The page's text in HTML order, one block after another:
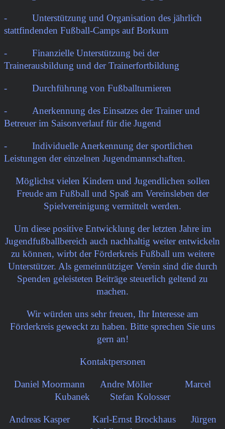
-
Unterstützung und Organisation des jährlich
stattfindenden Fußball-Camps auf Borkum
-
Finanzielle Unterstützung bei der
Trainerausbildung und der Trainerfortbildung
- Durchführung von Fußballturnieren
-
Anerkennung des Einsatzes der Trainer und
Betreuer im Saisonverlauf für die Jugend
-
Individuelle Anerkennung der sportlichen
Leistungen der einzelnen Jugendmannschaften.
Möglichst vielen Kindern und Jugendlichen sollen
Freude am Fußball und Spaß am Vereinsleben der
Spielvereinigung vermittelt werden.
Um diese positive Entwicklung der letzten Jahre im
Jugendfußballbereich auch nachhaltig weiter entwickeln
zu können, wirbt der Förderkreis Fußball um weitere
Unterstützer. Als gemeinnütziger Verein sind die durch
Spenden geleisteten Beiträge steuerlich geltend zu
machen.
Wir würden uns sehr freuen, Ihr Interesse am
Förderkreis geweckt zu haben. Bitte sprechen Sie uns
gern an!
Kontaktpersonen
Daniel Moormann Andre Möller
Marcel
Kubanek
Stefan Kolosser
Andreas Kasper Karl-Ernst Brockhaus
Jürgen